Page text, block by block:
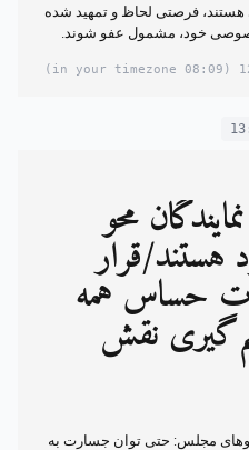
فرصتی لحاظ و تمهید شده
خود، مشمول عفو شوند.
(08:09 in your timezone)
محو
قرار
حساس همه
نقش
مجلس: حتی توان جسارت به